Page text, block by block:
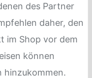
des Partner
daher, den
im Shop vor dem
können
hinzukommen.